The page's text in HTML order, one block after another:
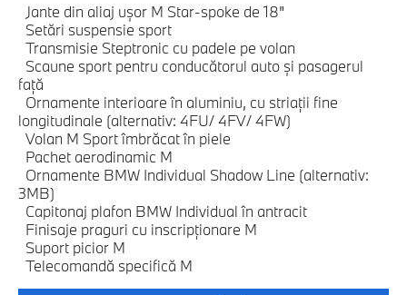
Jante din aliaj uşor M Star-spoke de 18"
Setări suspensie sport
Transmisie Steptronic cu padele pe volan
Scaune sport pentru conducătorul auto şi pasagerul
faţă
Ornamente interioare în aluminiu, cu striaţii fine
longitudinale (alternativ: 4FU/ 4FV/ 4FW)
Volan M Sport îmbrăcat în piele
Pachet aerodinamic M
Ornamente BMW Individual Shadow Line (alternativ:
3MB)
Capitonaj plafon BMW Individual în antracit
Finisaje praguri cu inscripţionare M
Suport picior M
Telecomandă specifică M